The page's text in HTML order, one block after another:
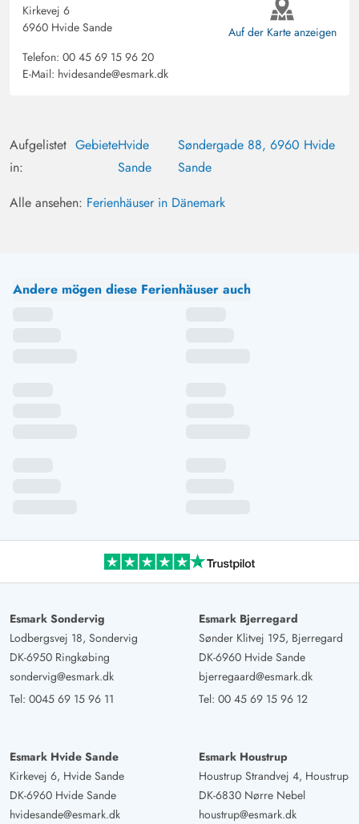
Kirkevej 6
6960 Hvide Sande
Telefon: 00 45 69 15 96 20
E-Mail: hvidesande@esmark.dk
Auf der Karte anzeigen
Aufgelistet
in:
GebieteHvide
Sande
Søndergade 88, 6960 Hvide
Sande
Alle ansehen: Ferienhäuser in Dänemark
Andere mögen diese Ferienhäuser auch
Esmark Sondervig
Lodbergsvej 18, Sondervig
DK-6950 Ringkøbing
sondervig@esmark.dk
Tel: 0045 69 15 96 11
Esmark Bjerregard
Sønder Klitvej 195, Bjerregard
DK-6960 Hvide Sande
bjerregaard@esmark.dk
Tel: 00 45 69 15 96 12
Esmark Hvide Sande
Kirkevej 6, Hvide Sande
DK-6960 Hvide Sande
hvidesande@esmark.dk
Esmark Houstrup
Houstrup Strandvej 4, Houstrup
DK-6830 Nørre Nebel
houstrup@esmark.dk